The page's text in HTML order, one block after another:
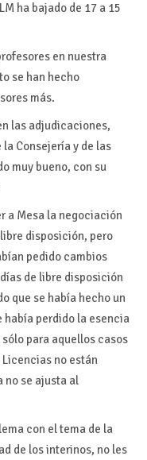
ha bajado de 17 a 15
en nuestra
se han hecho
más.
las adjudicaciones,
Consejería y de las
muy bueno, con su
a Mesa la negociación
disposición, pero
pedido cambios
de libre disposición
que se había hecho un
había perdido la esencia
para aquellos casos
no están
no se ajusta al
con el tema de la
de los interinos, no les